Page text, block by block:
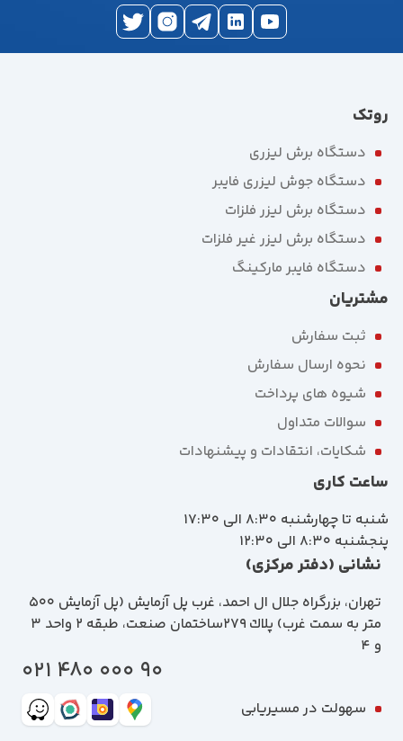
روتک
دستگاه برش لیزری
دستگاه جوش لیزری فایبر
دستگاه برش لیزر فلزات
دستگاه برش لیزر غیر فلزات
دستگاه فایبر مارکینگ
مشتریان
ثبت سفارش
نحوه ارسال سفارش
شیوه های پرداخت
سوالات متداول
شکایات، انتقادات و پیشنهادات
ساعت کاری
شنبه تا چهارشنبه 8:30 الی 17:30
پنجشنبه 8:30 الی 12:30
نشانی (دفتر مرکزی)
تهران، بزرگراه جلال ال احمد، غرب پل آزمايش (پل آزمايش ٥٠٠
متر به سمت غرب) پلاك 279ساختمان صنعت، طبقه 2 واحد 3
و 4
90 000 480 021
سهولت در مسیریابی